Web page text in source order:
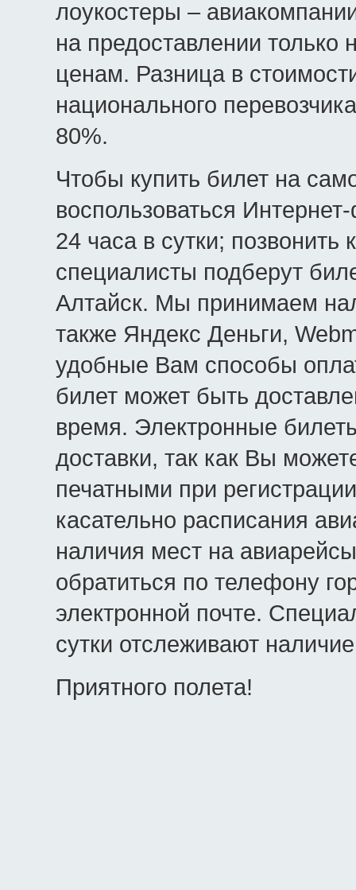
лоукостеры –
на предоставлении только
ценам. Разница в
национального
80%.
Чтобы купить билет на
воспользоваться
24 часа в сутки;
специалисты подберут
Алтайск. Мы принимаем
также Яндекс Деньги,
удобные Вам способы
билет может быть
время. Электронные
доставки, так как Вы
печатными при
касательно расписания
наличия мест на
обратиться по телефону
электронной почте.
сутки отслеживают
Приятного полета!